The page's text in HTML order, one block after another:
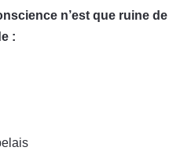
n’est que ruine de
: